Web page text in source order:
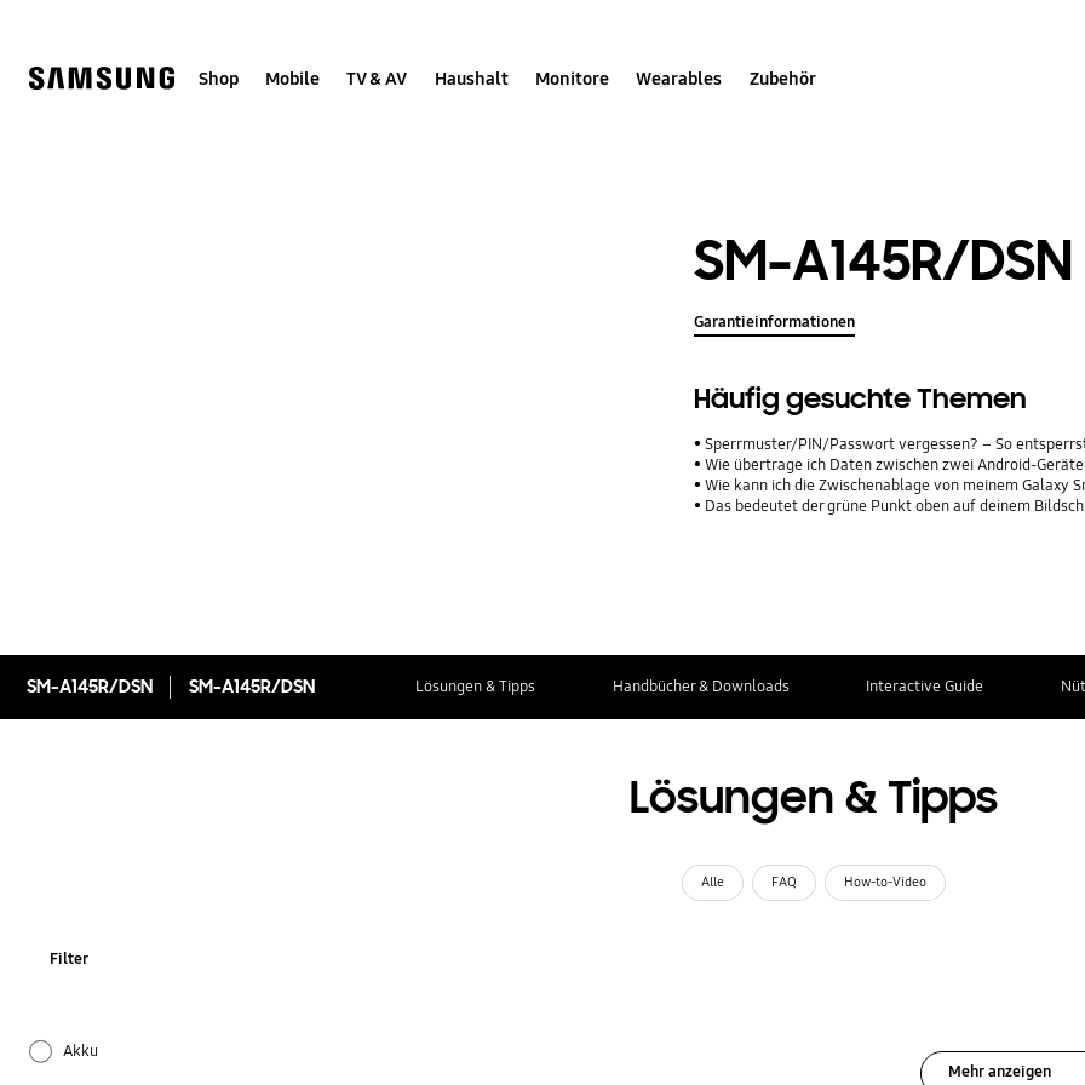
help
Shop Mobile TV & AV Haushalt Monitore Wearables Zubehör
SM-A145R/DSN
Garantieinformationen
Häufig gesuchte Themen
Sperrmuster/PIN/Passwort vergessen? – So
Wie übertrage ich Daten zwischen zwei Android-
Wie kann ich die Zwischenablage von meinem Galaxy
Das bedeutet der grüne Punkt oben auf deinem
SM-A145R/DSN SM-A145R/DSN Lösungen & Tipps Handbücher & Downloads Interactive Guide
Lösungen & Tipps
Alle FAQ How-to-Video
Filter
Akku
Mehr anzeigen